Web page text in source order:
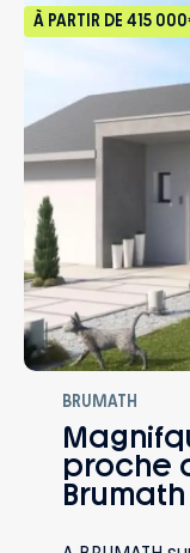
À PARTIR DE 415
BRUMATH
proche
Brumath